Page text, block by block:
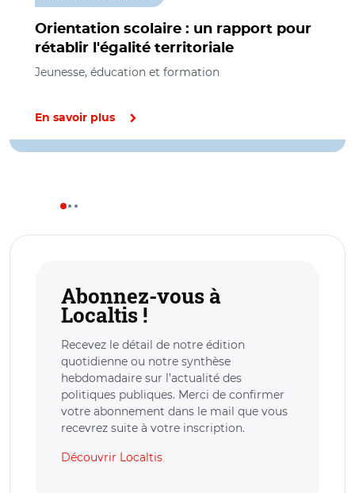
Orientation scolaire : un rapport pour
rétablir l'égalité territoriale
Jeunesse, éducation et formation
En savoir plus
Abonnez-vous à
Localtis !
Recevez le détail de notre édition
quotidienne ou notre synthèse
hebdomadaire sur l’actualité des
politiques publiques. Merci de confirmer
votre abonnement dans le mail que vous
recevrez suite à votre inscription.
Découvrir Localtis